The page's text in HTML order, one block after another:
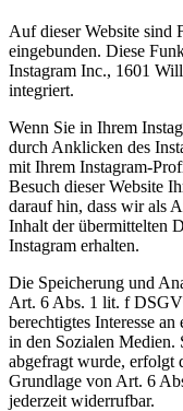
Auf dieser Website sind
eingebunden. Diese
Instagram Inc., 1601
integriert.
Wenn Sie in Ihrem
durch Anklicken des
mit Ihrem Instagram-
Besuch dieser Website
darauf hin, dass wir als
Inhalt der übermittelten
Instagram erhalten.
Die Speicherung und
Art. 6 Abs. 1 lit. f
berechtigtes Interesse
in den Sozialen Medien.
abgefragt wurde, erfolgt
Grundlage von Art. 6
jederzeit widerrufbar.